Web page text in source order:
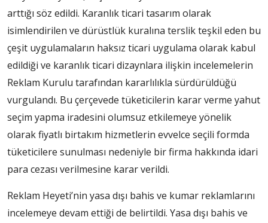
arttığı söz edildi. Karanlık ticari tasarım olarak
isimlendirilen ve dürüstlük kuralına terslik teşkil eden bu
çeşit uygulamaların haksız ticari uygulama olarak kabul
edildiği ve karanlık ticari dizaynlara ilişkin incelemelerin
Reklam Kurulu tarafından kararlılıkla sürdürüldüğü
vurgulandı. Bu çerçevede tüketicilerin karar verme yahut
seçim yapma iradesini olumsuz etkilemeye yönelik
olarak fiyatlı birtakım hizmetlerin evvelce seçili formda
tüketicilere sunulması nedeniyle bir firma hakkında idari
para cezası verilmesine karar verildi.
Reklam Heyeti’nin yasa dışı bahis ve kumar reklamlarını
incelemeye devam ettiği de belirtildi. Yasa dışı bahis ve